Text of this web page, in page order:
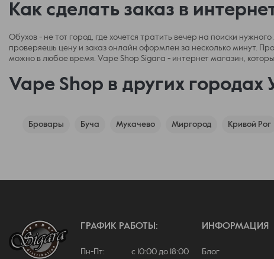
Как сделать заказ в
Обухов - не тот город, где хочется тратить вечер на поиски
проверяешь цену и заказ онлайн оформлен за несколько минут.
можно в любое время. Vape Shop Sigara - интернет магазин,
Vape Shop в других городах
Бровары Буча Мукачево Миргород Кривой Рог
ГРАФИК РАБОТЫ:
Пн-Пт: с 10:00 до 18:00
ИНФОРМАЦИЯ
Блог